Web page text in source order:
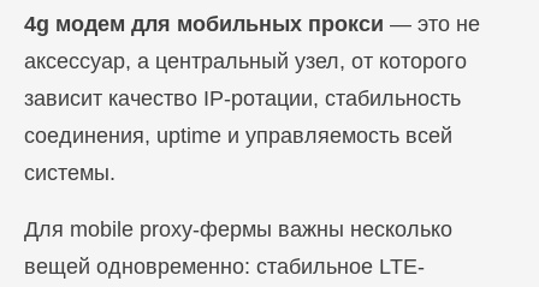
4g модем для мобильных прокси — это не
аксессуар, а центральный узел, от которого
зависит качество IP-ротации, стабильность
соединения, uptime и управляемость всей
системы.
Для mobile proxy-фермы важны несколько
вещей одновременно: стабильное LTE-